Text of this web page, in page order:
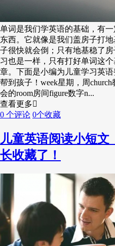
单词是我们学英语的基础，有
东西。它就像是我们盖房子打
子很快就会倒；只有地基稳了
习也是一样，只有打好单词这
章。下面是小编为儿童学习英
帮到孩子！week星期，周church
会的room房间figure数字n...
查看更多
0 个评论 0个收藏
儿童英语阅读小短文
长收藏了！